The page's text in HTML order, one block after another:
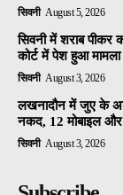
सिवनी August 5, 2026
सिवनी में शराब पीकर
कोर्ट में पेश हुआ मामला
सिवनी August 3, 2026
लखनादौन में जुए के
नकद, 12 मोबाइल
सिवनी August 3, 2026